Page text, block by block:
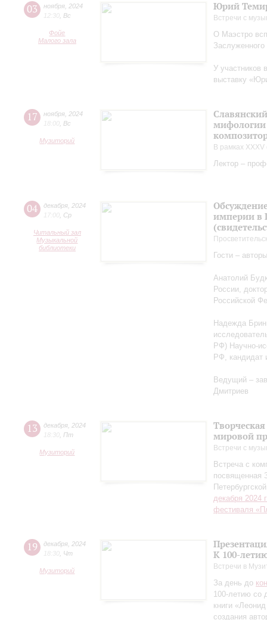
03 ноября 2024
12:30 Вс
Фойе
Малого зала
Юрий
Встречи с
О Маэстро
У участников
выставку
17 ноября 2024
18:00 Вс
Музиторий
мифологии
В рамках
Лектор –
04 декабря 2024
17:00 Ср
Читальный зал
Музыкальной
библиотеки
империи в
Гости –
Анатолий
России,
Российской
Надежда
РФ) Научно-
РФ, кандидат
Ведущий –
Дмитриев
13 декабря 2024
18:30 Пт
Музиторий
мировой
Встречи с
Встреча с
посвященная
декабря 2024
фестиваля
19 декабря 2024
18:30 Чт
Музиторий
К 100-
Встречи в
За день до
100-летию со
книги
создания